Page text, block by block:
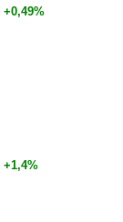
+0,49%
+1,4%